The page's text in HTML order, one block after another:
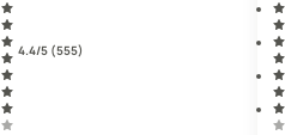
4.4/5 (555)